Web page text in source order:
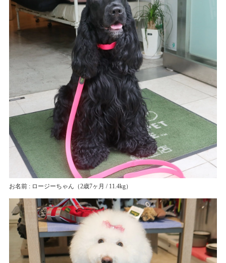
お名前 : ロージーちゃん （2歳7ヶ月 / 11.4kg）